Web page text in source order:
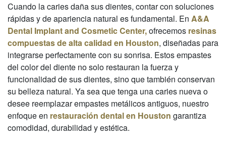
Cuando la caries daña sus dientes, contar con soluciones
rápidas y de apariencia natural es fundamental. En A&A
Dental Implant and Cosmetic Center,ofrecemos resinas
compuestas de alta calidad en Houston, diseñadas para
integrarse perfectamente con su sonrisa. Estos empastes
del color del diente no solo restauran la fuerza y
funcionalidad de sus dientes, sino que también conservan
su belleza natural. Ya sea que tenga una caries nueva o
desee reemplazar empastes metálicos antiguos, nuestro
enfoque en restauración dental en Houston garantiza
comodidad, durabilidad y estética.